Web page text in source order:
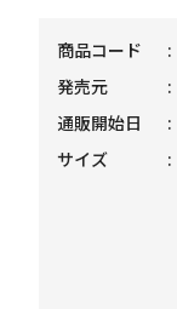
商品コード
発売元
通販開始日
サイズ